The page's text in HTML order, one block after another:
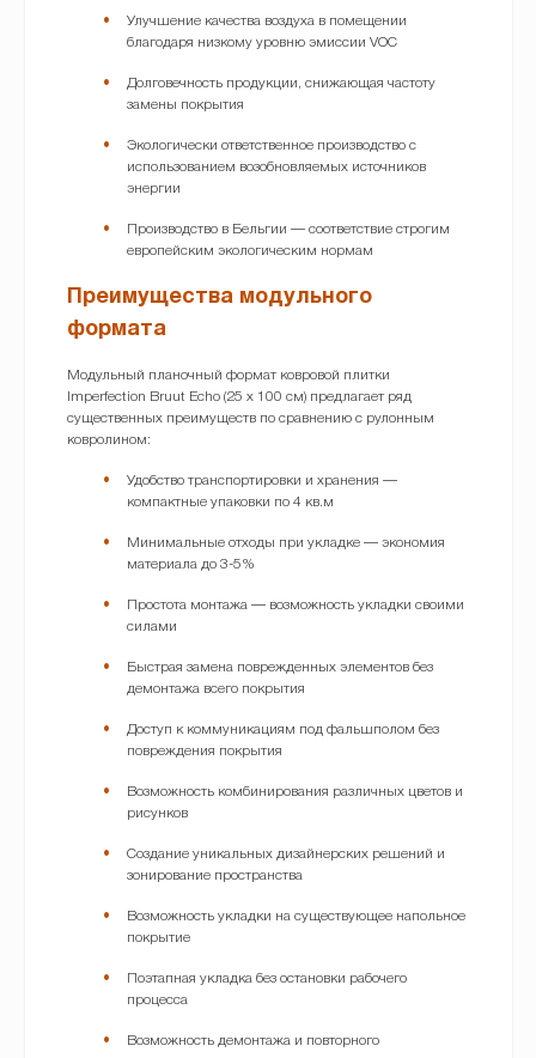
Улучшение качества воздуха в помещении
благодаря низкому уровню эмиссии VOC
Долговечность продукции, снижающая частоту
замены покрытия
Экологически ответственное производство с
использованием возобновляемых источников
энергии
Производство в Бельгии — соответствие строгим
европейским экологическим нормам
Преимущества модульного
формата
Модульный планочный формат ковровой плитки
Imperfection Bruut Echo (25 x 100 см) предлагает ряд
существенных преимуществ по сравнению с рулонным
ковролином:
Удобство транспортировки и хранения —
компактные упаковки по 4 кв.м
Минимальные отходы при укладке — экономия
материала до 3-5%
Простота монтажа — возможность укладки своими
силами
Быстрая замена поврежденных элементов без
демонтажа всего покрытия
Доступ к коммуникациям под фальшполом без
повреждения покрытия
Возможность комбинирования различных цветов и
рисунков
Создание уникальных дизайнерских решений и
зонирование пространства
Возможность укладки на существующее напольное
покрытие
Поэтапная укладка без остановки рабочего
процесса
Возможность демонтажа и повторного